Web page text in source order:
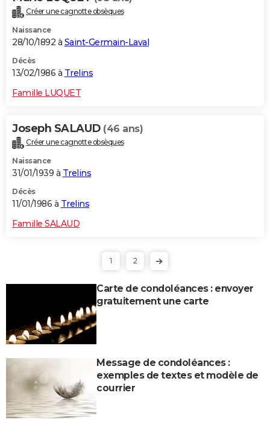
Créer une cagnotte obsèques
Naissance
28/10/1892 à Saint-Germain-Laval
Décès
13/02/1986 à Trelins
Famille LUQUET
Joseph SALAUD (46 ans)
Créer une cagnotte obsèques
Naissance
31/01/1939 à Trelins
Décès
11/01/1986 à Trelins
Famille SALAUD
1 2
Carte de condoléances : envoyer
gratuitement une carte
Message de condoléances :
exemples de textes et modèle de
courrier